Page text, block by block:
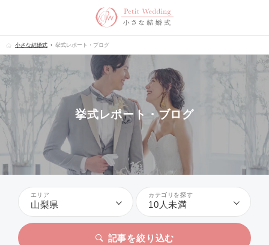
小さな結婚式 挙式レポート・ブログ
挙式レポート・ブログ
エリア
山梨県
カテゴリを探す
10人未満
記事を絞り込む